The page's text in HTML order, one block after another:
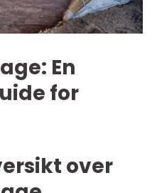
En
for
over